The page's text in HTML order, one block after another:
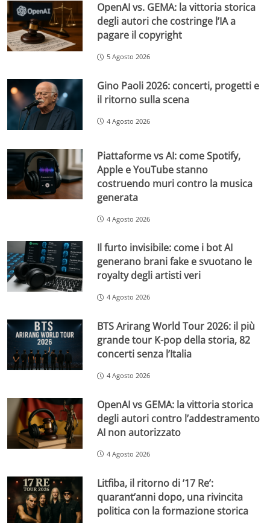
OpenAI vs. GEMA: la vittoria storica
degli autori che costringe l’IA a
pagare il copyright
5 Agosto 2026
Gino Paoli 2026: concerti, progetti e
il ritorno sulla scena
4 Agosto 2026
Piattaforme vs AI: come Spotify,
Apple e YouTube stanno
costruendo muri contro la musica
generata
4 Agosto 2026
Il furto invisibile: come i bot AI
generano brani fake e svuotano le
royalty degli artisti veri
4 Agosto 2026
BTS Arirang World Tour 2026: il più
grande tour K-pop della storia, 82
concerti senza l’Italia
4 Agosto 2026
OpenAI vs GEMA: la vittoria storica
degli autori contro l’addestramento
AI non autorizzato
4 Agosto 2026
Litfiba, il ritorno di ’17 Re’:
quarant’anni dopo, una rivincita
politica con la formazione storica